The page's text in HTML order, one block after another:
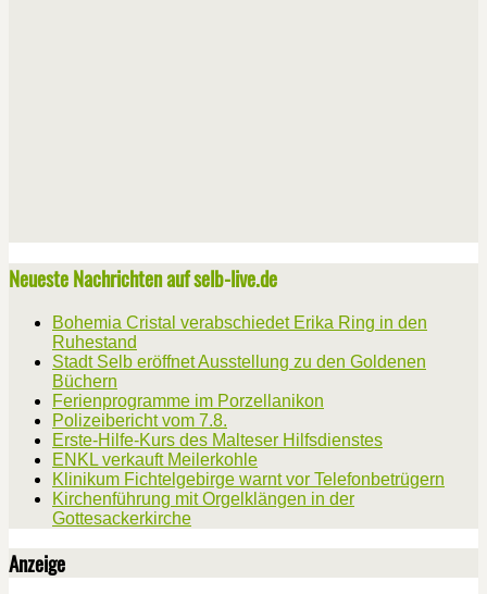
Neueste Nachrichten auf selb-live.de
Bohemia Cristal verabschiedet Erika Ring in den
Ruhestand
Stadt Selb eröffnet Ausstellung zu den Goldenen
Büchern
Ferienprogramme im Porzellanikon
Polizeibericht vom 7.8.
Erste-Hilfe-Kurs des Malteser Hilfsdienstes
ENKL verkauft Meilerkohle
Klinikum Fichtelgebirge warnt vor Telefonbetrügern
Kirchenführung mit Orgelklängen in der
Gottesackerkirche
Anzeige